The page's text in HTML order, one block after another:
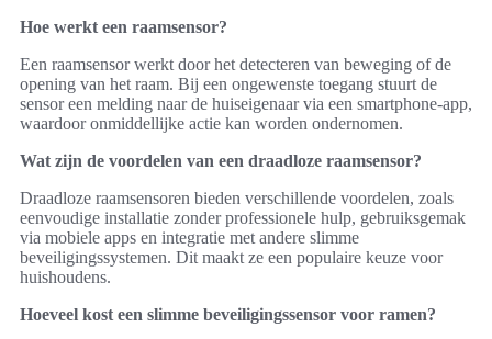
Hoe werkt een raamsensor?
Een raamsensor werkt door het detecteren van beweging of de
opening van het raam. Bij een ongewenste toegang stuurt de
sensor een melding naar de huiseigenaar via een smartphone-app,
waardoor onmiddellijke actie kan worden ondernomen.
Wat zijn de voordelen van een draadloze raamsensor?
Draadloze raamsensoren bieden verschillende voordelen, zoals
eenvoudige installatie zonder professionele hulp, gebruiksgemak
via mobiele apps en integratie met andere slimme
beveiligingssystemen. Dit maakt ze een populaire keuze voor
huishoudens.
Hoeveel kost een slimme beveiligingssensor voor ramen?